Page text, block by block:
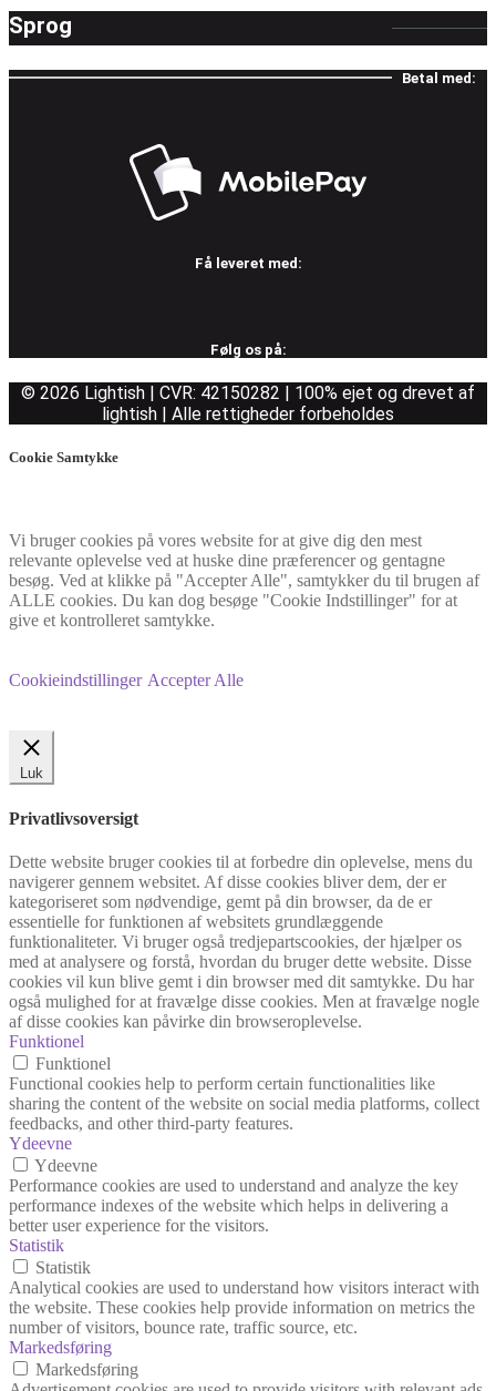
Sprog
Betal med:
Få leveret med:
Følg os på:
© 2026 Lightish | CVR: 42150282 | 100% ejet og drevet af
lightish | Alle rettigheder forbeholdes
Cookie Samtykke
Vi bruger cookies på vores website for at give dig den mest
relevante oplevelse ved at huske dine præferencer og gentagne
besøg. Ved at klikke på "Accepter Alle", samtykker du til brugen af
ALLE cookies. Du kan dog besøge "Cookie Indstillinger" for at
give et kontrolleret samtykke.
Cookieindstillinger Accepter Alle
Luk
Privatlivsoversigt
Dette website bruger cookies til at forbedre din oplevelse, mens du
navigerer gennem websitet. Af disse cookies bliver dem, der er
kategoriseret som nødvendige, gemt på din browser, da de er
essentielle for funktionen af websitets grundlæggende
funktionaliteter. Vi bruger også tredjepartscookies, der hjælper os
med at analysere og forstå, hvordan du bruger dette website. Disse
cookies vil kun blive gemt i din browser med dit samtykke. Du har
også mulighed for at fravælge disse cookies. Men at fravælge nogle
af disse cookies kan påvirke din browseroplevelse.
Funktionel
Funktionel
Functional cookies help to perform certain functionalities like
sharing the content of the website on social media platforms, collect
feedbacks, and other third-party features.
Ydeevne
Ydeevne
Performance cookies are used to understand and analyze the key
performance indexes of the website which helps in delivering a
better user experience for the visitors.
Statistik
Statistik
Analytical cookies are used to understand how visitors interact with
the website. These cookies help provide information on metrics the
number of visitors, bounce rate, traffic source, etc.
Markedsføring
Markedsføring